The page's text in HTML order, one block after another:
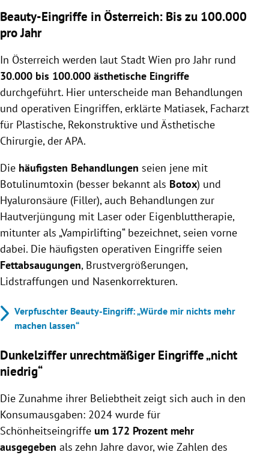
Beauty-Eingriffe in Österreich: Bis zu 100.000
pro Jahr
In Österreich werden laut Stadt Wien pro Jahr rund
30.000 bis 100.000 ästhetische Eingriffe
durchgeführt. Hier unterscheide man Behandlungen
und operativen Eingriffen, erklärte Matiasek, Facharzt
für Plastische, Rekonstruktive und Ästhetische
Chirurgie, der APA.
Die häufigsten Behandlungen seien jene mit
Botulinumtoxin (besser bekannt als Botox) und
Hyaluronsäure (Filler), auch Behandlungen zur
Hautverjüngung mit Laser oder Eigenbluttherapie,
mitunter als „Vampirlifting“ bezeichnet, seien vorne
dabei. Die häufigsten operativen Eingriffe seien
Fettabsaugungen, Brustvergrößerungen,
Lidstraffungen und Nasenkorrekturen.
Verpfuschter Beauty-Eingriff: „Würde mir nichts mehr
machen lassen“
Dunkelziffer unrechtmäßiger Eingriffe „nicht
niedrig“
Die Zunahme ihrer Beliebtheit zeigt sich auch in den
Konsumausgaben: 2024 wurde für
Schönheitseingriffe um 172 Prozent mehr
ausgegeben als zehn Jahre davor, wie Zahlen des